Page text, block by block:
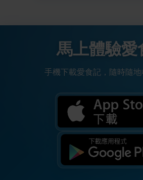
馬上體驗愛
手機下載愛食記，隨時隨地